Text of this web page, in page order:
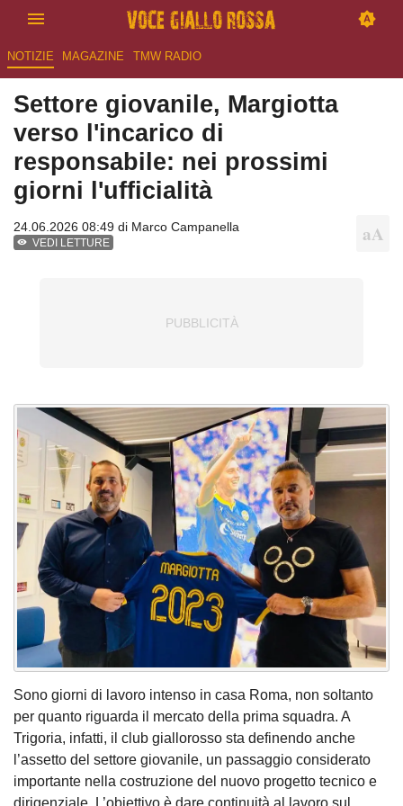
NOTIZIE MAGAZINE TMW RADIO
Settore giovanile, Margiotta
verso l'incarico di
responsabile: nei prossimi
giorni l'ufficialità
24.06.2026 08:49 di Marco Campanella
VEDI LETTURE
Sono giorni di lavoro intenso in casa Roma, non soltanto
per quanto riguarda il mercato della prima squadra. A
Trigoria, infatti, il club giallorosso sta definendo anche
l’assetto del settore giovanile, un passaggio considerato
importante nella costruzione del nuovo progetto tecnico e
dirigenziale. L’obiettivo è dare continuità al lavoro sul